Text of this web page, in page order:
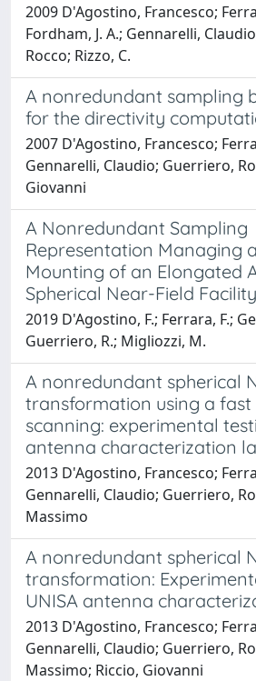
2009 D'Agostino, Francesco;
Fordham, J. A.; Gennarelli,
Rocco; Rizzo, C.
A nonredundant sampling
for the directivity
2007 D'Agostino, Francesco;
Gennarelli, Claudio; Guerriero,
Giovanni
A Nonredundant Sampling
Representation Managing
Mounting of an Elongated
Spherical Near-Field Facility
2019 D'Agostino, F.; Ferrara, F.;
Guerriero, R.; Migliozzi, M.
A nonredundant spherical
transformation using a fast
scanning: experimental
antenna characterization
2013 D'Agostino, Francesco;
Gennarelli, Claudio; Guerriero,
Massimo
A nonredundant spherical
transformation:
UNISA antenna
2013 D'Agostino, Francesco;
Gennarelli, Claudio; Guerriero,
Massimo; Riccio, Giovanni